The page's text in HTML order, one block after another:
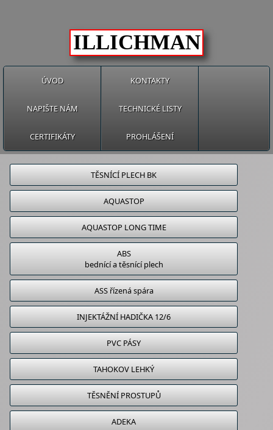
ILLICHMAN
ÚVOD KONTAKTY
NAPIŠTE NÁM TECHNICKÉ LISTY
CERTIFIKÁTY PROHLÁŠENÍ
TĚSNÍCÍ PLECH BK
AQUASTOP
AQUASTOP LONG TIME
ABS
bednící a těsnící plech
ASS řízená spára
INJEKTÁŽNÍ HADIČKA 12/6
PVC PÁSY
TAHOKOV LEHKÝ
TĚSNĚNÍ PROSTUPŮ
ADEKA